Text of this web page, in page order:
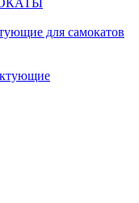
для самокатов